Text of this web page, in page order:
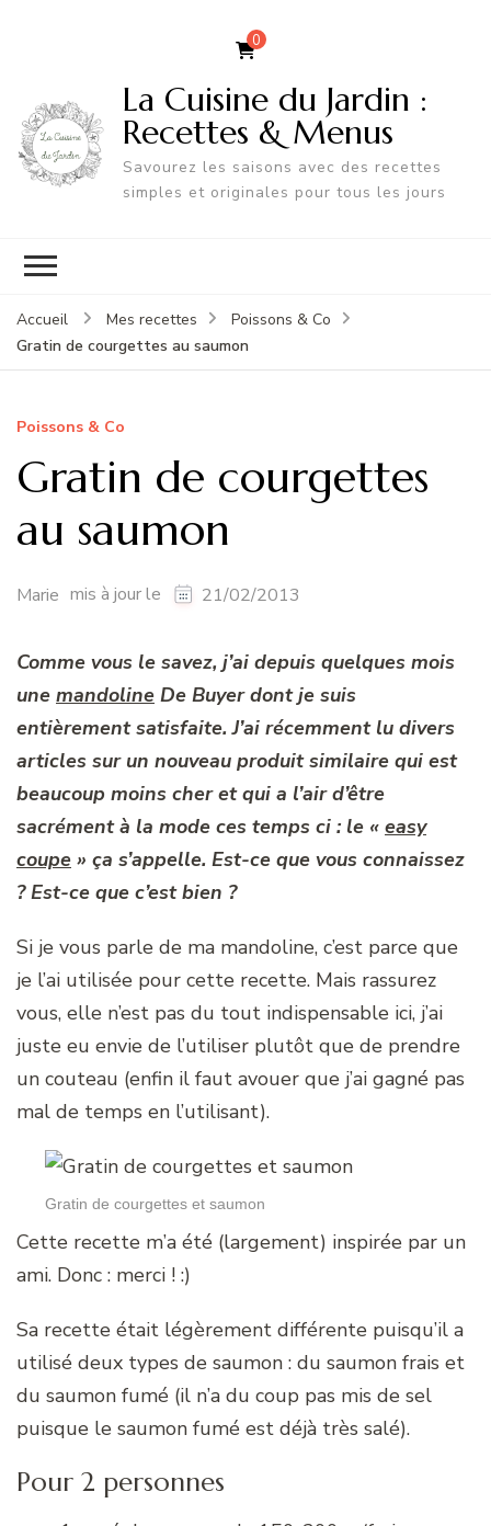
0
La Cuisine du Jardin :
Recettes & Menus
Savourez les saisons avec des recettes
simples et originales pour tous les jours
Accueil Mes recettes
Poissons & Co
Gratin de courgettes au saumon
Poissons & Co
Gratin de courgettes
au saumon
Marie mis à jour le 21/02/2013
Comme vous le savez, j’ai depuis quelques mois
une mandoline De Buyer dont je suis
entièrement satisfaite. J’ai récemment lu divers
articles sur un nouveau produit similaire qui est
beaucoup moins cher et qui a l’air d’être
sacrément à la mode ces temps ci : le « easy
coupe » ça s’appelle. Est-ce que vous connaissez
? Est-ce que c’est bien ?
Si je vous parle de ma mandoline, c’est parce que
je l’ai utilisée pour cette recette. Mais rassurez
vous, elle n’est pas du tout indispensable ici, j’ai
juste eu envie de l’utiliser plutôt que de prendre
un couteau (enfin il faut avouer que j’ai gagné pas
mal de temps en l’utilisant).
Gratin de courgettes et saumon
Cette recette m’a été (largement) inspirée par un
ami. Donc : merci ! :)
Sa recette était légèrement différente puisqu’il a
utilisé deux types de saumon : du saumon frais et
du saumon fumé (il n’a du coup pas mis de sel
puisque le saumon fumé est déjà très salé).
Pour 2 personnes